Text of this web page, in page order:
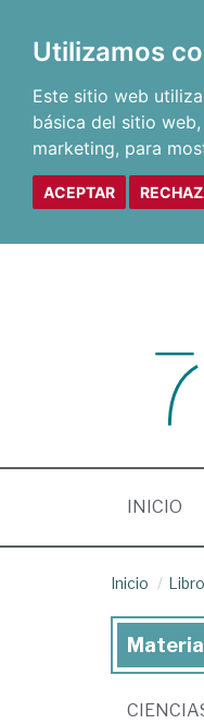
Utilizamos
Este sitio web
básica del sitio web,
marketing, para
ACEPTAR
INICIO
Inicio